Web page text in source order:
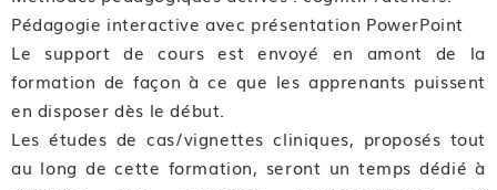
postnatal précoce
Bloc de compétences 2 : Conduire l’entretien
postnatal précoce
Format et durée : Classe virtuelle de 5,75 heures
Pédagogie interactive avec présentation PowerPoint
Le support de cours est envoyé en amont de la
formation de façon à ce que les apprenants puissent
en disposer dès le début.
Les études de cas/vignettes cliniques, proposés tout
au long de cette formation, seront un temps dédié à